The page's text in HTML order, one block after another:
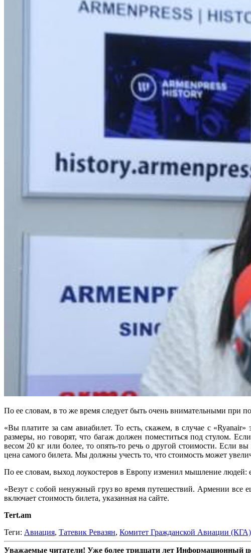
По ее словам, в то же время следует быть очень внимательными при
«Вы платите за сам авиабилет. То есть, скажем, в случае с
размеры, но говорят, что багаж должен поместиться под стулом.
весом 20 кг или более, то опять-то речь о другой стоимости. Если
цена самого билета. Мы должны учесть то, что стоимость может
По ее словам, выход лоукостеров в Европу изменил мышление людей:
«Везут с собой ненужный груз во время путешествий. Армении все
включает стоимость билета, указанная на сайте.
Tert.am
Теги: Авиация, Татевик Ревазян, Комитет Гражданской Авиации (КГА)
Уважаемые читатели! Уже более тридцати лет Информационный